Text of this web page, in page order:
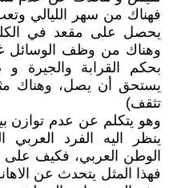
فهناك من سهر الليالي
يحصل على مقعد في
وهناك من وظف الوسائل
بحكم القرابة والجيرة
يستحق أن يصل، وهناك
تثقف)
وهو يتكلم عن عدم توازن
ينظر اليه الفرد
الوطن العربي، فكيف على
فهذا المثل يتحدث عن